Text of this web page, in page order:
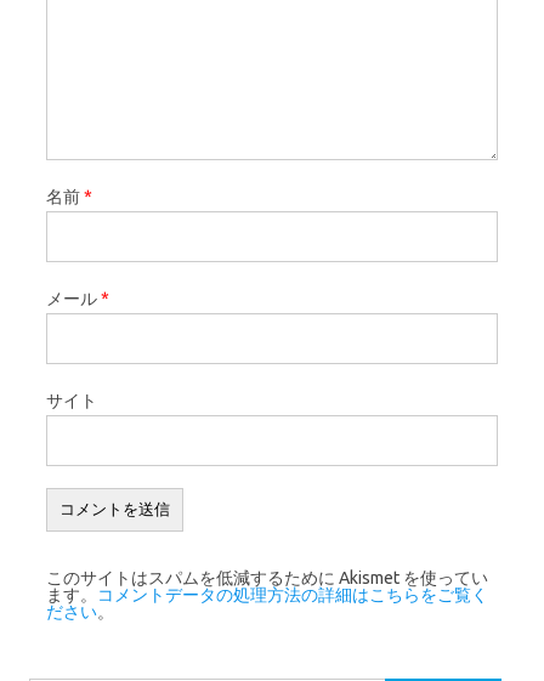
名前*
メール*
サイト
このサイトはスパムを低減するために Akismet を使ってい
ます。
コメントデータの処理方法の詳細はこちらをご覧く
ださい。